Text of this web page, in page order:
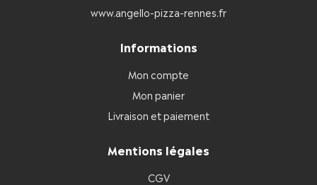
www.angello-pizza-rennes.fr
Informations
Mon compte
Mon panier
Livraison et paiement
Mentions légales
CGV